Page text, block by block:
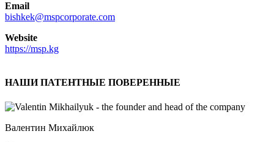
Email
bishkek@mspcorporate.com
Website
https://msp.kg
НАШИ ПАТЕНТНЫЕ ПОВЕРЕННЫЕ
Валентин Михайлюк